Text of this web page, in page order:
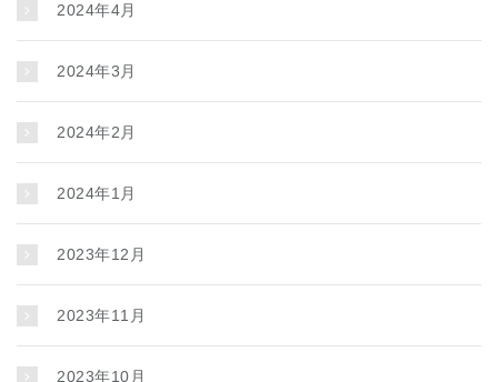
2024年4月
2024年3月
2024年2月
2024年1月
2023年12月
2023年11月
2023年10月